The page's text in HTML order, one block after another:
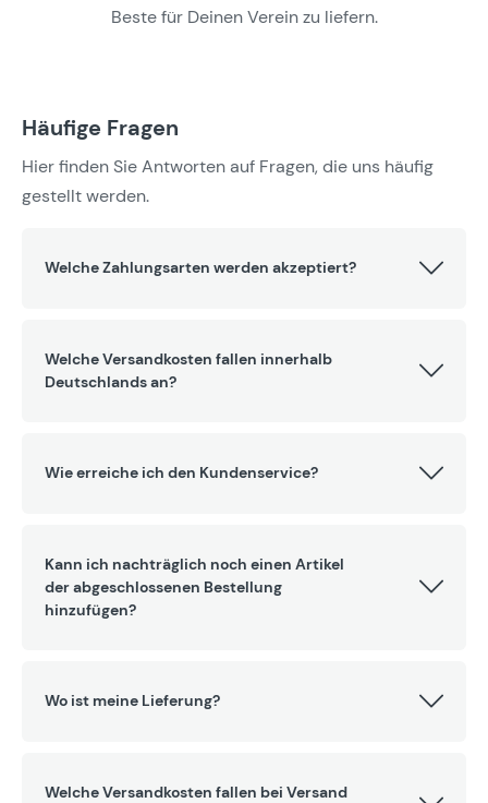
Beste für Deinen Verein zu liefern.
Häufige Fragen
Hier finden Sie Antworten auf Fragen, die uns häufig
gestellt werden.
Welche Zahlungsarten werden akzeptiert?
Welche Versandkosten fallen innerhalb
Deutschlands an?
Wie erreiche ich den Kundenservice?
Kann ich nachträglich noch einen Artikel
der abgeschlossenen Bestellung
hinzufügen?
Wo ist meine Lieferung?
Welche Versandkosten fallen bei Versand